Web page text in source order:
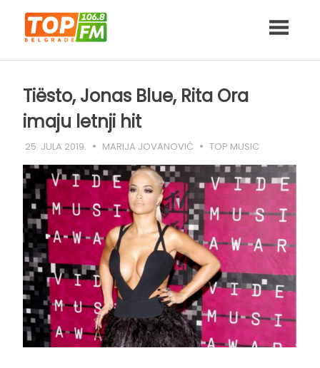
content
Tiësto, Jonas Blue, Rita Ora
imaju letnji hit
25. JULA 2019. MARIJA JOVANOVIĆ TOP MUSIC